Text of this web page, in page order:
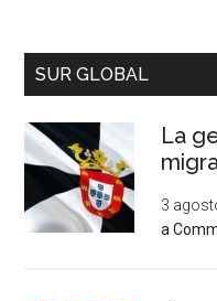
SUR GLOBAL
La
3
a